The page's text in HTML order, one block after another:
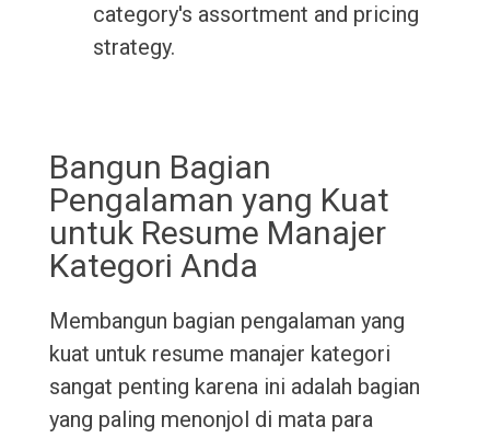
category's assortment and pricing
strategy.
Bangun Bagian
Pengalaman yang Kuat
untuk Resume Manajer
Kategori Anda
Membangun bagian pengalaman yang
kuat untuk resume manajer kategori
sangat penting karena ini adalah bagian
yang paling menonjol di mata para